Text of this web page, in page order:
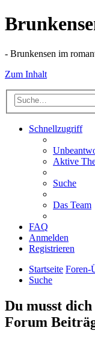
- Brunkensen im
Zum Inhalt
Schnellzugriff
Aktive
Suche
Das Team
FAQ
Anmelden
Registrieren
Startseite Foren-
Suche
Du musst
Forum